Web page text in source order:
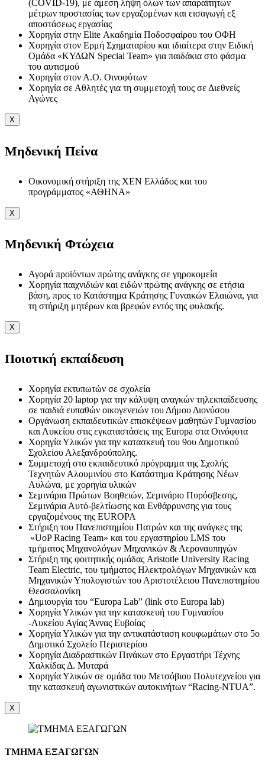
(COVID-19), με άμεση λήψη όλων των απαραίτητων
μέτρων προστασίας των εργαζομένων και εισαγωγή εξ
αποστάσεως εργασίας
Χορηγία στην Elite Ακαδημία Ποδοσφαίρου του ΟΦΗ
Χορηγία στον Ερμή Σχηματαρίου και ιδιαίτερα στην Ειδική
Ομάδα «ΚΥΔΩΝ Special Team» για παιδάκια στο φάσμα
του αυτισμού
Χορηγία στον Α.Ο. Οινοφύτων
Χορηγία σε Αθλητές για τη συμμετοχή τους σε Διεθνείς
Αγώνες
X
Μηδενική Πείνα
Οικονομική στήριξη της ΧΕΝ Ελλάδος και του
προγράμματος «ΑΘΗΝΑ»
X
Μηδενική Φτώχεια
Αγορά προϊόντων πρώτης ανάγκης σε γηροκομεία
Χορηγία παιχνιδιών και ειδών πρώτης ανάγκης σε ετήσια
βάση, προς το Κατάστημα Κράτησης Γυναικών Ελαιώνα, για
τη στήριξη μητέρων και βρεφών εντός της φυλακής.
X
Ποιοτική εκπαίδευση
Χορηγία εκτυπωτών σε σχολεία
Χορηγία 20 laptop για την κάλυψη αναγκών τηλεκπαίδευσης
σε παιδιά ευπαθών οικογενειών του Δήμου Διονύσου
Οργάνωση εκπαιδευτικών επισκέψεων μαθητών Γυμνασίου
και Λυκείου στις εγκαταστάσεις της Europa στα Οινόφυτα
Χορηγία Υλικών για την κατασκευή του 9ου Δημοτικού
Σχολείου Αλεξανδρούπολης.
Συμμετοχή στο εκπαιδευτικό πρόγραμμα της Σχολής
Τεχνητών Αλουμινίου στο Κατάστημα Κράτησης Νέων
Αυλώνα, με χορηγία υλικών
Σεμινάρια Πρώτων Βοηθειών, Σεμινάριο Πυρόσβεσης,
Σεμινάρια Αυτό-βελτίωσης και Ενθάρρυνσης για τους
εργαζομένους της EUROPA
Στήριξη του Πανεπιστημίου Πατρών και της ανάγκες της
«UoP Racing Team» και του εργαστηρίου LMS του
τμήματος Μηχανολόγων Μηχανικών & Αεροναυπηγών
Στήριξη της φοιτητικής ομάδας Aristotle University Racing
Team Electric, του τμήματος Ηλεκτρολόγων Μηχανικών και
Μηχανικών Υπολογιστών του Αριστοτέλειου Πανεπιστημίου
Θεσσαλονίκη
Δημιουργία του “Europa Lab” (link στο Europa lab)
Χορηγία Υλικών για την κατασκευή του Γυμνασίου
-Λυκείου Αγίας Άννας Ευβοίας
Χορηγία Υλικών για την αντικατάσταση κουφωμάτων στο 5ο
Δημοτικό Σχολείο Περιστερίου
Χορηγία Διαδραστικών Πινάκων στο Εργαστήρι Τέχνης
Χαλκίδας Δ. Μυταρά
Χορηγία Υλικών σε ομάδα του Μετσόβιου Πολυτεχνείου για
την κατασκευή αγωνιστικών αυτοκινήτων “Racing-NTUA”.
X
ΤΜΗΜΑ ΕΞΑΓΩΓΩΝ